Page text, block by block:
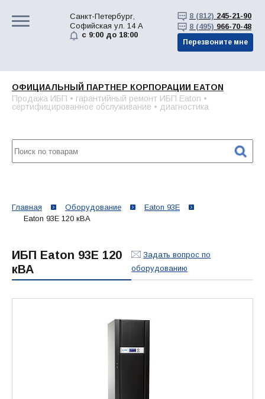
Санкт-Петербург,
Софийская ул. 14 А
с 9:00 до 18:00
8 (812) 245-21-90
8 (495) 966-70-48
Перезвоните мне
ОФИЦИАЛЬНЫЙ ПАРТНЕР КОРПОРАЦИИ EATON
Продажа ИБП • гарантийный ремонт ИБП Eaton •
сертифицированное обслуживание • диагностика
Главная Оборудование
Eaton 93E
Eaton 93E 120 кВА
ИБП Eaton 93E 120
кВА
Задать вопрос по
оборудованию